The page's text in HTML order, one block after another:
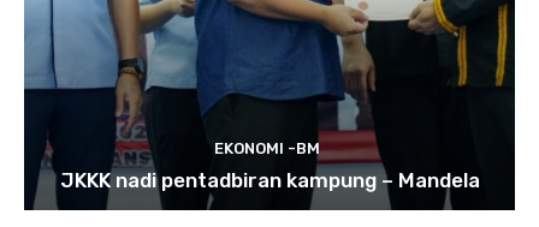
EKONOMI -BM
JKKK nadi pentadbiran kampung – Mandela